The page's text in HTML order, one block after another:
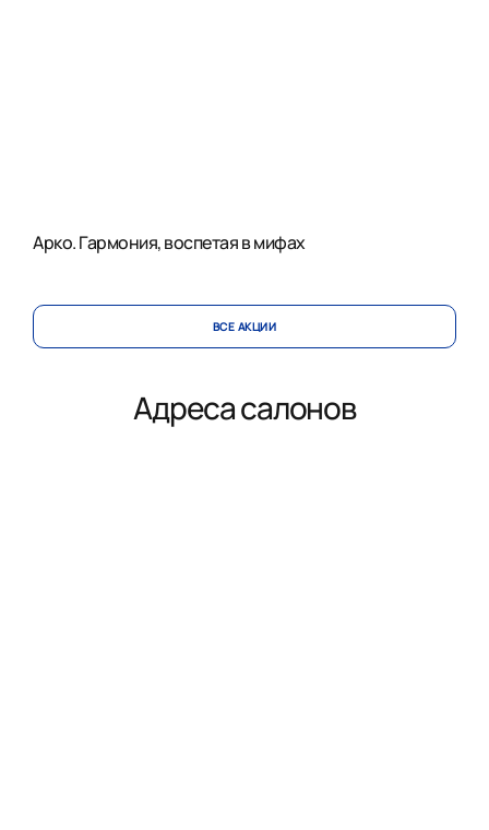
Арко. Гармония, воспетая в мифах
ВСЕ АКЦИИ
Адреса салонов